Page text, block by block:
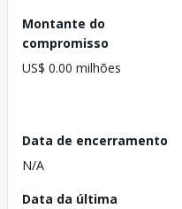
Montante do
compromisso
US$ 0.00 milhões
Data de encerramento
N/A
Data da última